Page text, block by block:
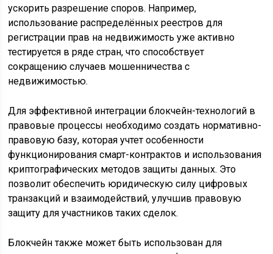
ускорить разрешение споров. Например,
использование распределённых реестров для
регистрации прав на недвижимость уже активно
тестируется в ряде стран, что способствует
сокращению случаев мошенничества с
недвижимостью.
Для эффективной интеграции блокчейн-технологий в
правовые процессы необходимо создать нормативно-
правовую базу, которая учтет особенности
функционирования смарт-контрактов и использования
криптографических методов защиты данных. Это
позволит обеспечить юридическую силу цифровых
транзакций и взаимодействий, улучшив правовую
защиту для участников таких сделок.
Блокчейн также может быть использован для